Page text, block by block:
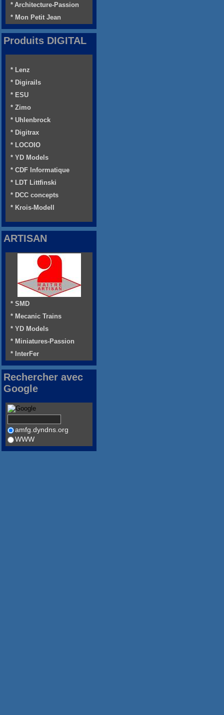
* Architecture-Passion
* Mon Petit Jean
Produits DIGITAL
* Lenz
* Digirails
* ESU
* Zimo
* Uhlenbrock
* Digitrax
* LOCOIO
* YD Models
* CDF Informatique
* LDT Littfinski
* DCC concepts
* Krois-Modell
ARTISAN
* SMD
* Mecanic Trains
* YD Models
* Miniatures-Passion
* InterFer
Rechercher avec
Google
amfg.dyndns.org
WWW